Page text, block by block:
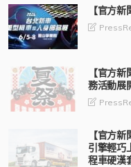
【官方
【官方
務活動展
【官方新
引擎輕巧
程車硬漢